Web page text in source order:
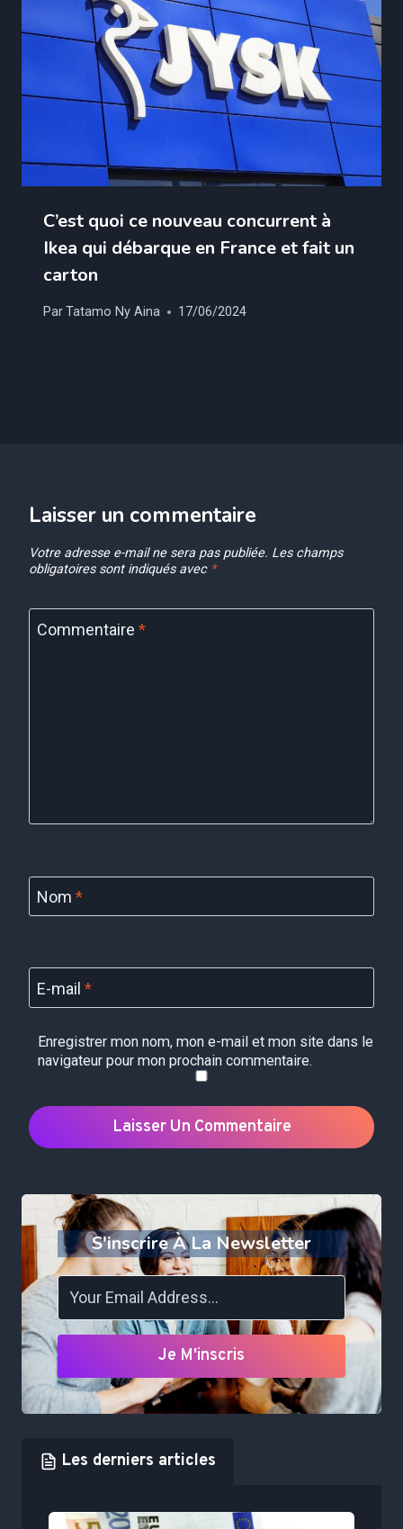
C’est quoi ce nouveau concurrent à
Ikea qui débarque en France et fait un
carton
ParTatamo Ny Aina 17/06/2024
Laisser un commentaire
Votre adresse e-mail ne sera pas publiée. Les champs
obligatoires sont indiqués avec *
Commentaire *
Nom *
E-mail *
Enregistrer mon nom, mon e-mail et mon site dans le
navigateur pour mon prochain commentaire.
S'inscrire À La Newsletter
Je M'inscris
Les derniers articles